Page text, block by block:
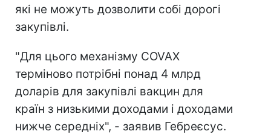
які не можуть дозволити собі дорогі
закупівлі.
"Для цього механізму COVAX
терміново потрібні понад 4 млрд
доларів для закупівлі вакцин для
країн з низькими доходами і доходами
нижче середніх", - заявив Гебреєсус.